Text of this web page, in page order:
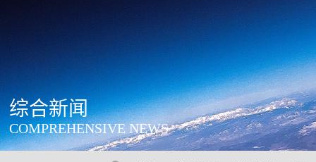
综合新闻
COMPREHENSIVE NEWS